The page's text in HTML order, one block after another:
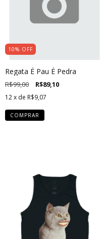
10% OFF
Regata É Pau É Pedra
R$99,00 R$89,10
12x de R$9,07
COMPRAR